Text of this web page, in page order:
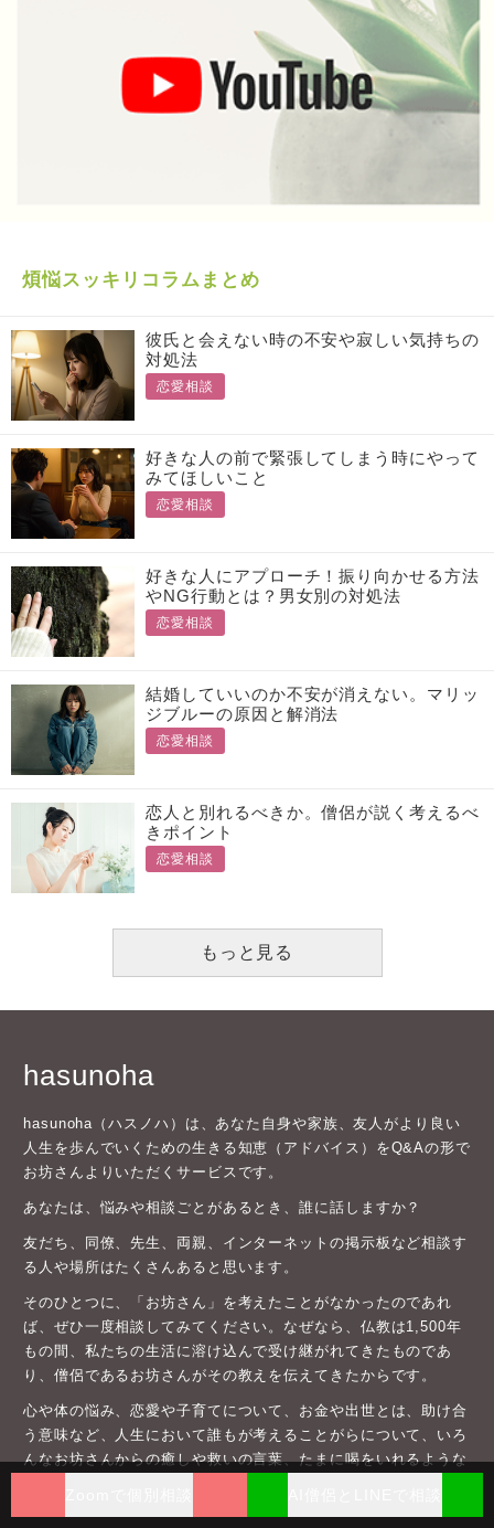
煩悩スッキリコラムまとめ
彼氏と会えない時の不安や寂しい気持ちの
対処法
恋愛相談
好きな人の前で緊張してしまう時にやって
みてほしいこと
恋愛相談
好きな人にアプローチ！振り向かせる方法
やNG行動とは？男女別の対処法
恋愛相談
結婚していいのか不安が消えない。マリッ
ジブルーの原因と解消法
恋愛相談
恋人と別れるべきか。僧侶が説く考えるべ
きポイント
恋愛相談
もっと見る
hasunoha
hasunoha（ハスノハ）は、あなた自身や家族、友人がより良い
人生を歩んでいくための生きる知恵（アドバイス）をQ&Aの形で
お坊さんよりいただくサービスです。
あなたは、悩みや相談ごとがあるとき、誰に話しますか？
友だち、同僚、先生、両親、インターネットの掲示板など相談す
る人や場所はたくさんあると思います。
そのひとつに、「お坊さん」を考えたことがなかったのであれ
ば、ぜひ一度相談してみてください。なぜなら、仏教は1,500年
もの間、私たちの生活に溶け込んで受け継がれてきたものであ
り、僧侶であるお坊さんがその教えを伝えてきたからです。
心や体の悩み、恋愛や子育てについて、お金や出世とは、助け合
う意味など、人生において誰もが考えることがらについて、いろ
んなお坊さんからの癒しや救いの言葉、たまに喝をいれるような